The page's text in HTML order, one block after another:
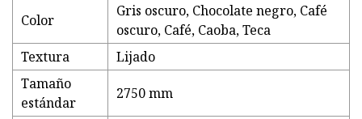
Color
Gris oscuro, Chocolate negro, Café
oscuro, Café, Caoba, Teca
Textura
Lijado
Tamaño
estándar
2750 mm